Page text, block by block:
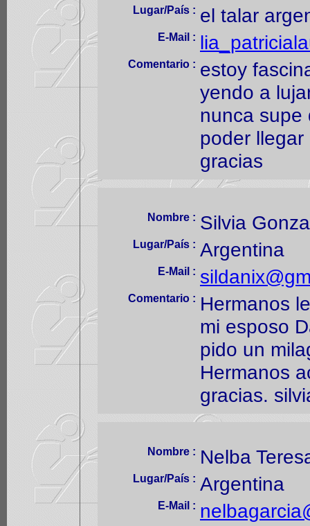
Lugar/País : el talar
E-Mail :
Comentario : estoy
yendo a
nunca supe
poder
gracias
Nombre : Silvia
Lugar/País : Argentina
E-Mail :
Comentario : Hermanos
mi esposo
pido un
Hermanos
gracias.
Nombre : Nelba
Lugar/País : Argentina
E-Mail :